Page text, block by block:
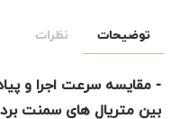
توضیحات نظرات
- مقایسه سرعت اجرا و